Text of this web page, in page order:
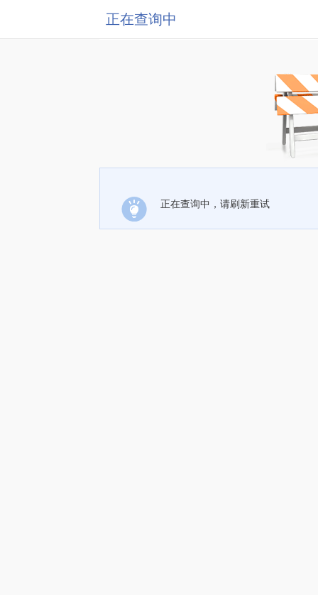
正在查询中
正在查询中，请刷新重试